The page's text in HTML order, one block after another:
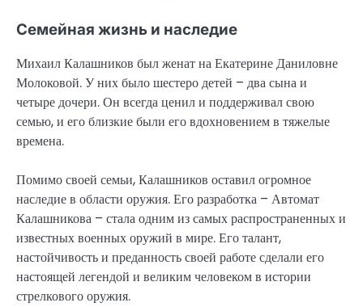
Семейная жизнь и наследие
Михаил Калашников был женат на Екатерине Даниловне
Молоковой. У них было шестеро детей – два сына и
четыре дочери. Он всегда ценил и поддерживал свою
семью, и его близкие были его вдохновением в тяжелые
времена.
Помимо своей семьи, Калашников оставил огромное
наследие в области оружия. Его разработка – Автомат
Калашникова – стала одним из самых распространенных и
известных военных оружий в мире. Его талант,
настойчивость и преданность своей работе сделали его
настоящей легендой и великим человеком в истории
стрелкового оружия.